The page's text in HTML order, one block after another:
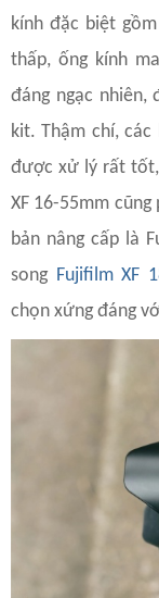
kính đặc biệt
thấp, ống kính
đáng ngạc nhiên,
kit. Thậm chí,
được xử lý rất tốt,
XF 16-55mm
bản nâng cấp là
song Fujifilm XF
chọn xứng đáng